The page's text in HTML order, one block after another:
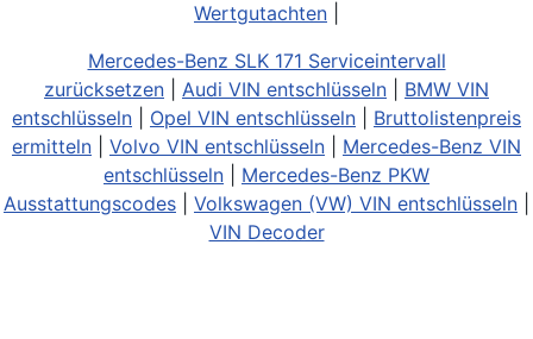
Wertgutachten
Mercedes-Benz SLK 171 Serviceintervall
zurücksetzen
Audi VIN entschlüsseln
BMW VIN
entschlüsseln
Opel VIN entschlüsseln
Bruttolistenpreis
ermitteln
Volvo VIN entschlüsseln
Mercedes-Benz VIN
entschlüsseln
Mercedes-Benz PKW
Ausstattungscodes
Volkswagen (VW) VIN entschlüsseln
VIN Decoder